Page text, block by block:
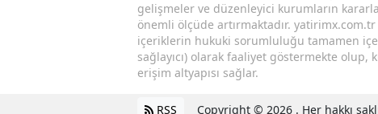
gelişmeler ve düzenleyici kurumların
önemli ölçüde artırmaktadır.
içeriklerin hukuki sorumluluğu tamamen
sağlayıcı) olarak faaliyet göstermekte
erişim altyapısı sağlar.
RSS Copyright © 2026 . Her hakkı